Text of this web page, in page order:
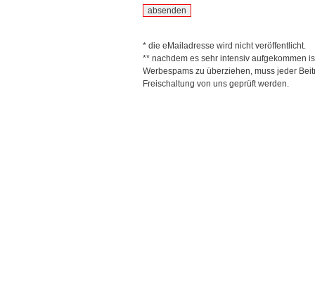
* die eMailadresse wird nicht veröffentlicht.
** nachdem es sehr intensiv aufgekommen
Werbespams zu überziehen, muss jeder
Freischaltung von uns geprüft werden.